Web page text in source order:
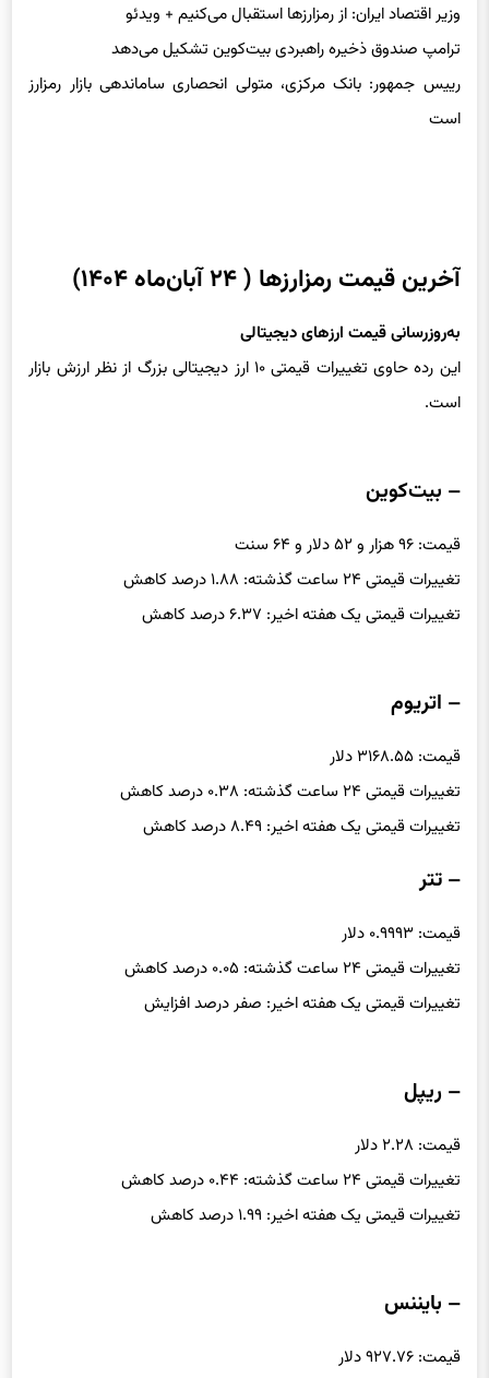
وزیر اقتصاد ایران: از رمزارزها استقبال می‌کنیم + ویدئو
ترامپ صندوق ذخیره راهبردی بیت‌کوین تشکیل می‌دهد
رییس جمهور: بانک مرکزی، متولی انحصاری ساماندهی بازار رمزارز
است
آخرین قیمت رمزارزها ( ۲۴ آبان‌ماه ۱۴۰۴)
به‌روزرسانی قیمت ارزهای دیجیتالی
این رده حاوی تغییرات قیمتی ۱۰ ارز دیجیتالی بزرگ از نظر ارزش بازار
است.
– بیت‌کوین
قیمت: ۹۶ هزار و ۵۲ دلار و ۶۴ سنت
تغییرات قیمتی ۲۴ ساعت گذشته: ۱.۸۸ درصد کاهش
تغییرات قیمتی یک هفته اخیر: ۶.۳۷ درصد کاهش
– اتریوم
قیمت: ۳۱۶۸.۵۵ دلار
تغییرات قیمتی ۲۴ ساعت گذشته: ۰.۳۸ درصد کاهش
تغییرات قیمتی یک هفته اخیر: ۸.۴۹ درصد کاهش
– تتر
قیمت: ۰.۹۹۹۳ دلار
تغییرات قیمتی ۲۴ ساعت گذشته: ۰.۰۵ درصد کاهش
تغییرات قیمتی یک هفته اخیر: صفر درصد افزایش
– ریپل
قیمت: ۲.۲۸ دلار
تغییرات قیمتی ۲۴ ساعت گذشته: ۰.۴۴ درصد کاهش
تغییرات قیمتی یک هفته اخیر: ۱.۹۹ درصد کاهش
– بایننس
قیمت: ۹۲۷.۷۶ دلار